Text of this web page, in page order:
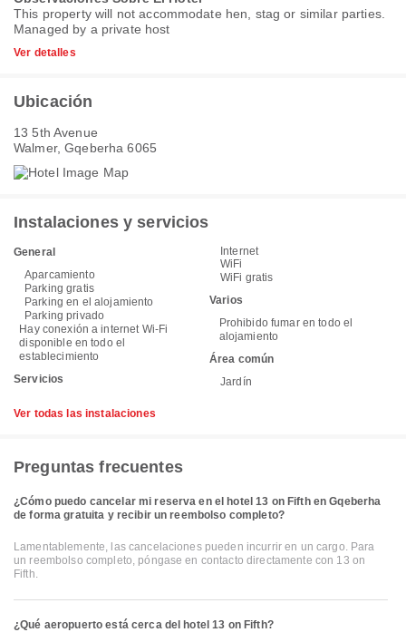
This property will not accommodate hen, stag or similar parties.
Managed by a private host
Ver detalles
Ubicación
13 5th Avenue
Walmer, Gqeberha 6065
Instalaciones y servicios
General
Aparcamiento
Parking gratis
Parking en el alojamiento
Parking privado
Hay conexión a internet Wi-Fi
disponible en todo el
establecimiento
Servicios
Internet
WiFi
WiFi gratis
Varios
Prohibido fumar en todo el
alojamiento
Área común
Jardín
Ver todas las instalaciones
Preguntas frecuentes
¿Cómo puedo cancelar mi reserva en el hotel 13 on Fifth en Gqeberha
de forma gratuita y recibir un reembolso completo?
Lamentablemente, las cancelaciones pueden incurrir en un cargo. Para
un reembolso completo, póngase en contacto directamente con 13 on
Fifth.
¿Qué aeropuerto está cerca del hotel 13 on Fifth?